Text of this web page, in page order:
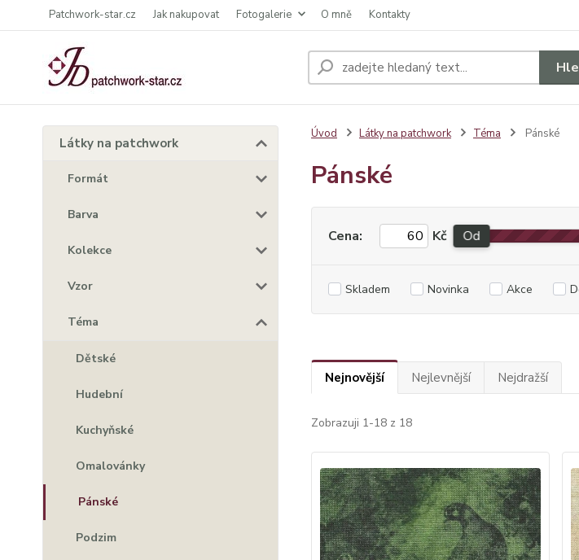
Patchwork-star.cz Jak nakupovat Fotogalerie O mně Kontakty
Látky na patchwork
Formát
Barva
Kolekce
Vzor
Téma
Dětské
Hudební
Kuchyňské
Omalovánky
Pánské
Podzim
Úvod Látky na patchwork Téma Pánské
Pánské
Cena: Kč Od
Skladem Novinka Akce
Nejnovější Nejlevnější Nejdražší
Zobrazuji 1-18 z 18